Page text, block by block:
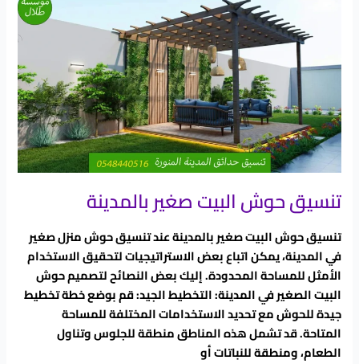
تنسيق حوش البيت صغير بالمدينة
تنسيق حوش البيت صغير بالمدينة عند تنسيق حوش منزل صغير
في المدينة، يمكن اتباع بعض الاستراتيجيات لتحقيق الاستخدام
الأمثل للمساحة المحدودة. إليك بعض النصائح لتصميم حوش
البيت الصغير في المدينة: التخطيط الجيد: قم بوضع خطة تخطيط
جيدة للحوش مع تحديد الاستخدامات المختلفة للمساحة
المتاحة. قد تشمل هذه المناطق منطقة للجلوس وتناول
الطعام، ومنطقة للنباتات أو
بالمدينة